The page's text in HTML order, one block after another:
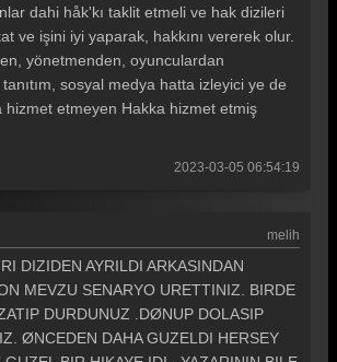
Bölüm
Bölüm
Bölüm
Bölüm
Bölüm
Bölüm
Bölüm
dahi håk'kı taklit etmeli ve hak dizileri
ve işini iyi yaparak, hakkını vererek olur.
yönetmenden, oyunculardan
sosyal medya hatta izleyici ye de
hizmet etmeyen Hakka hizmet etmiş
2023-03-05 06:54:19
melih
DIZIDEN AYRILDI ARKASINDAN
MEVZU SENARYO URETTINIZ. BIRDE
DURDUNUZ .DØNUP DOLASIP
ØNCEDEN DAHA GUZELDI HERSEY